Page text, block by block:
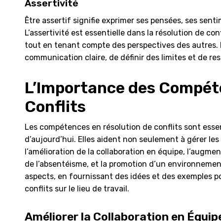
Assertivité
Être assertif signifie exprimer ses pensées, ses
L’assertivité est essentielle dans la résolution de
tout en tenant compte des perspectives des
communication claire, de définir des limites et de
L’Importance des
Conflits
Les compétences en résolution de conflits sont
d’aujourd’hui. Elles aident non seulement à gérer
l’amélioration de la collaboration en équipe,
de l’absentéisme, et la promotion d’un
aspects, en fournissant des idées et des exemples
conflits sur le lieu de travail.
Améliorer la Collaboration en